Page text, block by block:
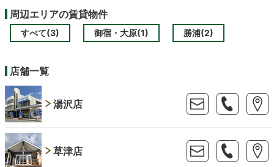
周辺エリアの賃貸物件
すべて(3) 御宿・大原(1) 勝浦(2)
店舗一覧
湯沢店
草津店